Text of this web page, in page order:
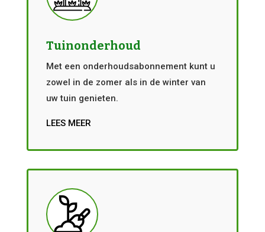
Tuinonderhoud
Met een onderhoudsabonnement kunt u
zowel in de zomer als in de winter van
uw tuin genieten.
LEES MEER